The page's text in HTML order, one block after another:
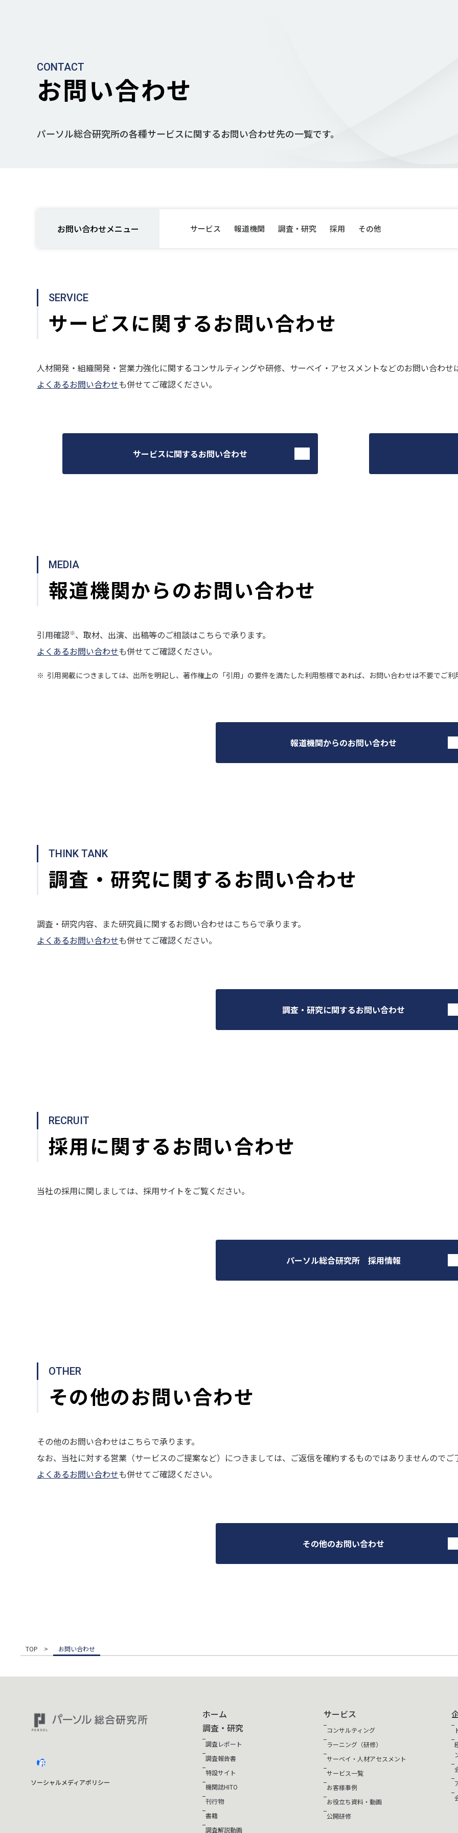
CONTACT
お問い合わせ
パーソル総合研究所の各種サービスに関するお問い合わせ先の一覧です。
お問い合わせメニュー サービス 報道機関 調査・研究 採用 その他
SERVICE
サービスに関するお問い合わせ
人材開発・組織開発・営業力強化に関するコンサルティングや研修、サーベイ・アセスメントなどのお問い合わせ
よくあるお問い合わせも併せてご確認ください。
サービスに関するお問い合わせ
MEDIA
報道機関からのお問い合わせ
引用確認※、取材、出演、出稿等のご相談はこちらで承ります。
よくあるお問い合わせも併せてご確認ください。
※ 引用掲載につきましては、出所を明記し、著作権上の「引用」の要件を満たした利用態様であれば、お問い合わせは不要でご利
報道機関からのお問い合わせ
THINK TANK
調査・研究に関するお問い合わせ
調査・研究内容、また研究員に関するお問い合わせはこちらで承ります。
よくあるお問い合わせも併せてご確認ください。
調査・研究に関するお問い合わせ
RECRUIT
採用に関するお問い合わせ
当社の採用に関しましては、採用サイトをご覧ください。
パーソル総合研究所 採用情報
OTHER
その他のお問い合わせ
その他のお問い合わせはこちらで承ります。
なお、当社に対する営業（サービスのご提案など）につきましては、ご返信を確約するものではありませんのでご
よくあるお問い合わせも併せてご確認ください。
その他のお問い合わせ
TOP お問い合わせ
ソーシャルメディアポリシー
ホーム
調査・研究
調査レポート
調査報告書
特設サイト
機関誌HITO
刊行物
書籍
調査解説動画
サービス
コンサルティング
ラーニング（研修）
サーベイ・人材アセスメント
サービス一覧
お客様事例
お役立ち資料・動画
公開研修